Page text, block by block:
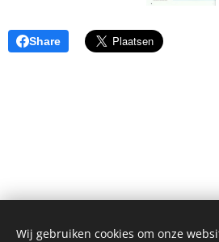
Share
Wij gebruiken cookies om onze